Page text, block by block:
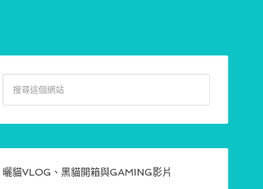
曬貓VLOG、黑貓開箱與GAMING影片